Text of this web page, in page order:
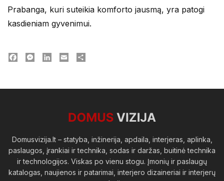
Prabanga, kuri suteikia komforto jausmą, yra patogi
kasdieniam gyvenimui.
FacebookMessengerLinkedInEmail
Domusvizija.lt – statyba, inžinerija, apdaila, interjeras, aplinka,
paslaugos, įrankiai ir technika, sodas ir daržas, buitinė technika
ir technologijos. Viskas po vienu stogu. Įmonių ir paslaugų
katalogas, naujienos ir patarimai, interjero dizaineriai ir interjerų